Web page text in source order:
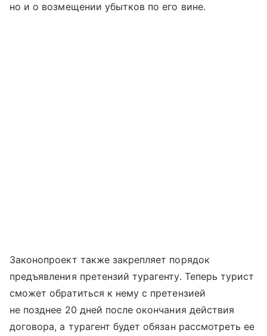
но и о возмещении убытков по его вине.
Законопроект также закрепляет порядок
предъявления претензий турагенту. Теперь турист
сможет обратиться к нему с претензией
не позднее 20 дней после окончания действия
договора, а турагент будет обязан рассмотреть ее